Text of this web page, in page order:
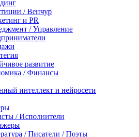
/ Венчур
и PR
/ Управление
развитие
/ Финансы
интеллект и нейросети
/ Исполнители
/ Писатели / Поэты